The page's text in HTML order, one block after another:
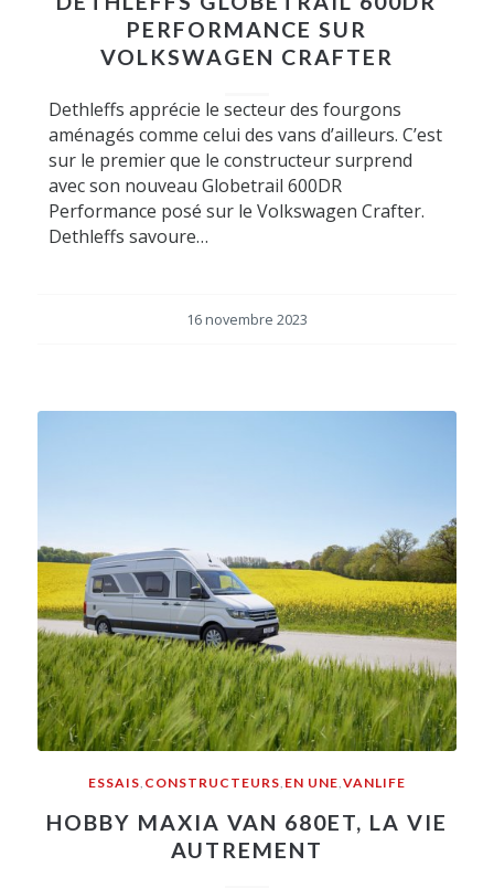
PERFORMANCE SUR
VOLKSWAGEN CRAFTER
Dethleffs apprécie le secteur des fourgons
aménagés comme celui des vans d’ailleurs. C’est
sur le premier que le constructeur surprend
avec son nouveau Globetrail 600DR
Performance posé sur le Volkswagen Crafter.
Dethleffs savoure…
16 novembre 2023
ESSAIS CONSTRUCTEURS EN UNE VANLIFE
HOBBY MAXIA VAN 680ET, LA VIE
AUTREMENT